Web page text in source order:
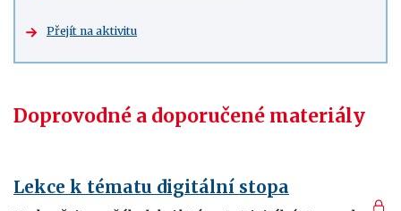
Přejít na aktivitu
Doprovodné a doporučené materiály
Lekce k tématu digitální stopa